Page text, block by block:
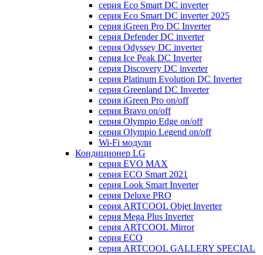
серия Eco Smart DC inverter
серия Eco Smart DC inverter 2025
серия iGreen Pro DC Inverter
серия Defender DC inverter
серия Odyssey DC inverter
серия Ice Peak DС Inverter
cерия Discovery DC inverter
серия Platinum Evolution DC Inverter
серия Greenland DC Inverter
серия iGreen Pro on/off
серия Bravo on/off
серия Olympio Edge on/off
серия Olympio Legend on/off
Wi-Fi модули
Кондиционер LG
серия EVO MAX
серия ECO Smart 2021
серия Look Smart Inverter
серия Deluxe PRO
серия ARTCOOL Objet Inverter
серия Mega Plus Inverter
серия ARTCOOL Mirror
серия ECO
серия ARTCOOL GALLERY SPECIAL